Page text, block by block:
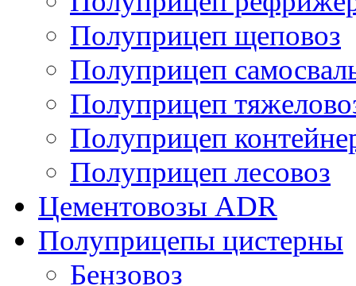
Полуприцеп щеповоз
Полуприцеп
Полуприцеп
Полуприцеп
Полуприцеп лесовоз
Цементовозы ADR
Полуприцепы цистерны
Бензовоз